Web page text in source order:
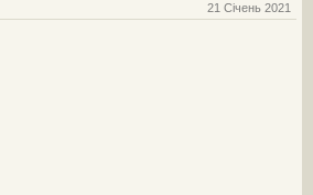
21 Січень 2021